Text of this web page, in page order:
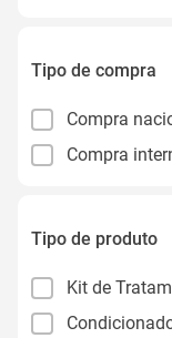
Tipo de compra
Compra
Compra
Tipo de produto
Kit de